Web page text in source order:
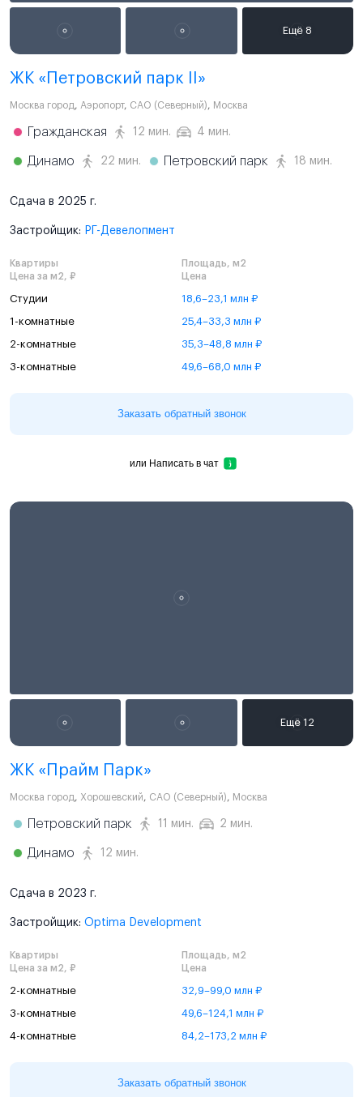
ЖК «Петровский парк II»
Москва город, Аэропорт, САО (Северный), Москва
Гражданская 12 мин. 4 мин.
Динамо 22 мин. Петровский парк 18 мин.
Сдача в 2025 г.
Застройщик: РГ-Девелопмент
Квартиры
Площадь, м2
Цена за м2, ₽
Цена
Студии 18,6–23,1 млн ₽
1-комнатные 25,4–33,3 млн ₽
2-комнатные 35,3–48,8 млн ₽
3-комнатные 49,6–68,0 млн ₽
Заказать обратный звонок
или Написать в чат
ЖК «Прайм Парк»
Москва город, Хорошевский, САО (Северный), Москва
Петровский парк 11 мин. 2 мин.
Динамо 12 мин.
Сдача в 2023 г.
Застройщик: Optima Development
Квартиры
Площадь, м2
Цена за м2, ₽
Цена
2-комнатные 32,9–99,0 млн ₽
3-комнатные 49,6–124,1 млн ₽
4-комнатные 84,2–173,2 млн ₽
Заказать обратный звонок